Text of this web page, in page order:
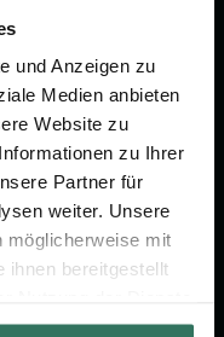
und Anzeigen zu
Medien anbieten
Website zu
zu Ihrer
Partner für
weiter. Unsere
möglicherweise mit
ihnen bereitgestellt
Portal
registrieren